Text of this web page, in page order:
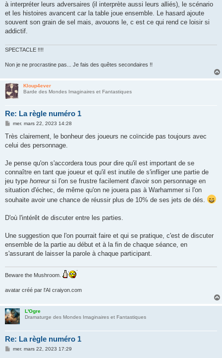
à interpréter leurs adversaires (il interprète aussi leurs alliés), le scénario
et les histoires avancent car la table joue ensemble. Le hasard ajoute
souvent son grain de sel mais, avouons le, c est ce qui rend ce loisir si
addictif.
SPECTACLE !!!!
Non je ne procrastine pas... Je fais des quêtes secondaires !!
Kloup4ever
Barde des Mondes Imaginaires et Fantastiques
Re: La règle numéro 1
M
s
a
mer. mars 22, 2023 14:28
Très clairement, le bonheur des joueurs ne coïncide pas toujours avec
celui des personnage.
Je pense qu'on s'accordera tous pour dire qu'il est important de se
connaître en tant que joueur et qu'il est inutile de s'infliger une partie de
jeu type horreursi l'on se frustre facilement d'avoir son personnage en
situation d'échec, de même qu'on ne jouera pas à Warhammer si l'on
souhaite avoir une chance de réussir plus de 10% de ses jets de dés.
D'où l'intérêt de discuter entre les parties.
Une suggestion que l'on pourrait faire et qui se pratique, c'est de discuter
ensemble de la partie au début et à la fin de chaque séance, en
s'assurant de laisser la parole à chaque participant.
Beware the Mushroom.
avatar créé par l'AI craiyon.com
L'Ogre
Dramaturge des Mondes Imaginaires et Fantastiques
Re: La règle numéro 1
Mmer. mars 22, 2023 17:29